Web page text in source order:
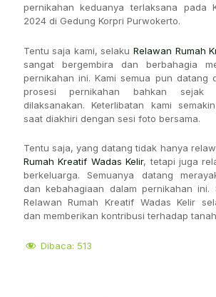
pernikahan keduanya terlaksana pada
2024 di Gedung Korpri Purwokerto.
Tentu saja kami, selaku Relawan Rumah
sangat bergembira dan berbahagia
pernikahan ini. Kami semua pun datang
prosesi pernikahan bahkan sejak
dilaksanakan. Keterlibatan kami
saat diakhiri dengan sesi foto bersama.
Tentu saja, yang datang tidak hanya
Rumah Kreatif Wadas Kelir, tetapi juga
berkeluarga. Semuanya datang
dan kebahagiaan dalam pernikahan ini.
Relawan Rumah Kreatif Wadas Kelir
dan memberikan kontribusi terhadap
Dibaca: 513